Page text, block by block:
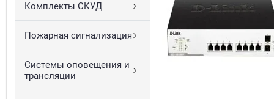
Комплекты СКУД
Пожарная сигнализация
Системы оповещения и
трансляции